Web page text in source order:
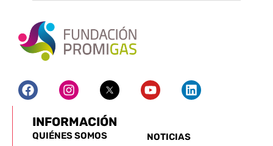
INFORMACIÓN
QUIÉNES SOMOS
NOTICIAS